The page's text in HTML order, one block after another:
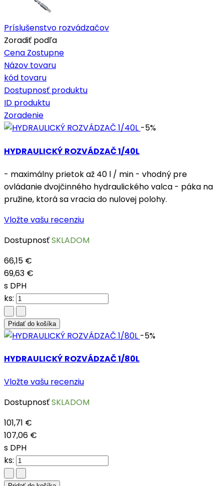
Príslušenstvo rozvádzačov
Zoradiť podľa
Cena Zostupne
Názov tovaru
kód tovaru
Dostupnosť produktu
ID produktu
Zoradenie
-5%
HYDRAULICKÝ ROZVÁDZAČ 1/40L
- maximálny prietok až 40 l / min - vhodný pre
ovládanie dvojčinného hydraulického valca - páka na
pružine, ktorá sa vracia do nulovej polohy.
Vložte vašu recenziu
DostupnosťSKLADOM
66,15 €
69,63 €
s DPH
ks:
Pridať do košíka
-5%
HYDRAULICKÝ ROZVÁDZAČ 1/80L
Vložte vašu recenziu
DostupnosťSKLADOM
101,71 €
107,06 €
s DPH
ks: